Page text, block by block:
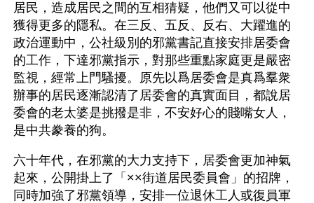
居民，造成居民之間的互相猜疑，他們又可以從中
獲得更多的隱私。在三反、五反、反右、大躍進的
政治運動中，公社級別的邪黨書記直接安排居委會
的工作，下達邪黨指示，對那些重點家庭更是嚴密
監視，經常上門騷擾。原先以爲居委會是真爲羣衆
辦事的居民逐漸認清了居委會的真實面目，都說居
委會的老太婆是挑撥是非，不安好心的賤嘴女人，
是中共豢養的狗。
六十年代，在邪黨的大力支持下，居委會更加神氣
起來，公開掛上了「××街道居民委員會」的招牌，
同時加強了邪黨領導，安排一位退休工人或復員軍